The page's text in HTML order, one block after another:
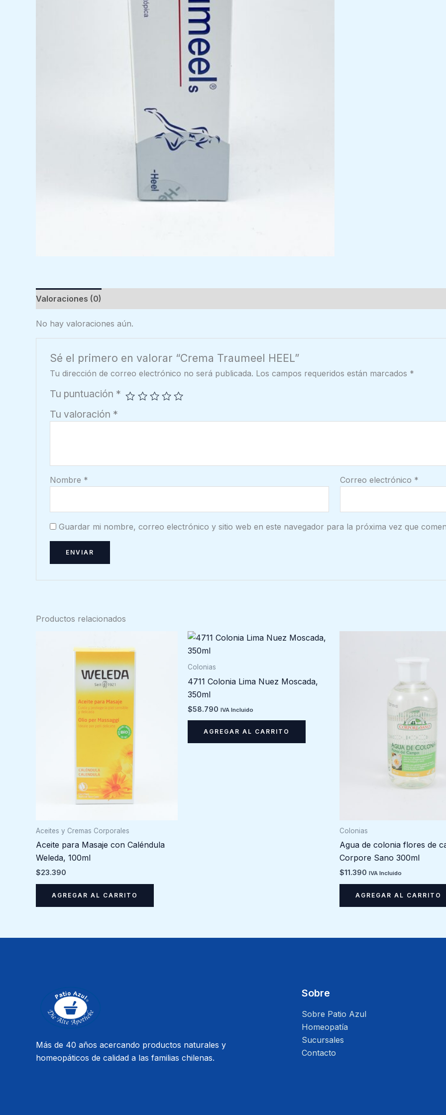
Valoraciones (0)
No hay valoraciones aún.
Sé el primero en valorar “Crema Traumeel HEEL”
Tu dirección de correo electrónico no será publicada. Los campos requeridos están marcados *
Tu puntuación *
Tu valoración *
Nombre * Correo electrónico *
Guardar mi nombre, correo electrónico y sitio web en este navegador para la próxima vez que
Productos relacionados
Aceites y Cremas Corporales
Aceite para Masaje con Caléndula
Weleda, 100ml
$23.390
AGREGAR AL CARRITO
Colonias
4711 Colonia Lima Nuez Moscada,
350ml
$58.790 IVA Incluido
AGREGAR AL CARRITO
Colonias
Agua de colonia flores de
Corpore Sano 300ml
$11.390 IVA Incluido
AGREGAR AL CARRITO
Más de 40 años acercando productos naturales y
homeopáticos de calidad a las familias chilenas.
Sobre
Sobre Patio Azul
Homeopatía
Sucursales
Contacto